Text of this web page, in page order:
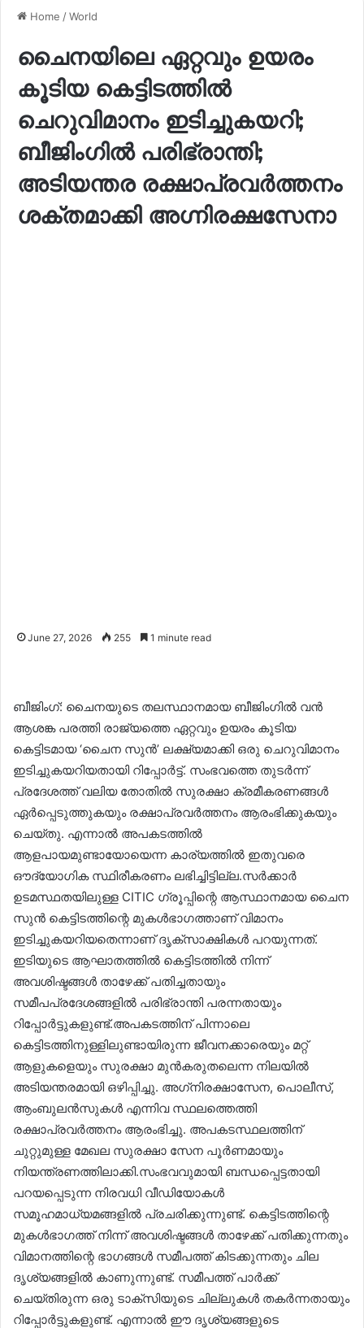
Home /World
ചൈനയിലെ ഏറ്റവും ഉയരം
കൂടിയ കെട്ടിടത്തില്‍
ചെറുവിമാനം ഇടിച്ചുകയറി;
ബീജിംഗില്‍ പരിഭ്രാന്തി;
അടിയന്തര രക്ഷാപ്രവര്‍ത്തനം
ശക്തമാക്കി അഗ്നിരക്ഷസേനാ
June 27, 2026 255 1 minute read
ബീജിംഗ്: ചൈനയുടെ തലസ്ഥാനമായ ബീജിംഗില്‍ വന്‍
ആശങ്ക പരത്തി രാജ്യത്തെ ഏറ്റവും ഉയരം കൂടിയ
കെട്ടിടമായ ‘ചൈന സുന്‍’ ലക്ഷ്യമാക്കി ഒരു ചെറുവിമാനം
ഇടിച്ചുകയറിയതായി റിപ്പോര്‍ട്ട്. സംഭവത്തെ തുടര്‍ന്ന്
പ്രദേശത്ത് വലിയ തോതില്‍ സുരക്ഷാ ക്രമീകരണങ്ങള്‍
ഏര്‍പ്പെടുത്തുകയും രക്ഷാപ്രവര്‍ത്തനം ആരംഭിക്കുകയും
ചെയ്തു. എന്നാല്‍ അപകടത്തില്‍
ആളപായമുണ്ടായോയെന്ന കാര്യത്തില്‍ ഇതുവരെ
ഔദ്യോഗിക സ്ഥിരീകരണം ലഭിച്ചിട്ടില്ല.സര്‍ക്കാര്‍
ഉടമസ്ഥതയിലുള്ള CITIC ഗ്രൂപ്പിന്റെ ആസ്ഥാനമായ ചൈന
സുന്‍ കെട്ടിടത്തിന്റെ മുകള്‍ഭാഗത്താണ് വിമാനം
ഇടിച്ചുകയറിയതെന്നാണ് ദൃക്സാക്ഷികള്‍ പറയുന്നത്.
ഇടിയുടെ ആഘാതത്തില്‍ കെട്ടിടത്തില്‍ നിന്ന്
അവശിഷ്ടങ്ങള്‍ താഴേക്ക് പതിച്ചതായും
സമീപപ്രദേശങ്ങളില്‍ പരിഭ്രാന്തി പരന്നതായും
റിപ്പോര്‍ട്ടുകളുണ്ട്.അപകടത്തിന് പിന്നാലെ
കെട്ടിടത്തിനുള്ളിലുണ്ടായിരുന്ന ജീവനക്കാരെയും മറ്റ്
ആളുകളെയും സുരക്ഷാ മുന്‍കരുതലെന്ന നിലയില്‍
അടിയന്തരമായി ഒഴിപ്പിച്ചു. അഗ്‌നിരക്ഷാസേന, പൊലീസ്,
ആംബുലന്‍സുകള്‍ എന്നിവ സ്ഥലത്തെത്തി
രക്ഷാപ്രവര്‍ത്തനം ആരംഭിച്ചു. അപകടസ്ഥലത്തിന്
ചുറ്റുമുള്ള മേഖല സുരക്ഷാ സേന പൂര്‍ണമായും
നിയന്ത്രണത്തിലാക്കി.സംഭവവുമായി ബന്ധപ്പെട്ടതായി
പറയപ്പെടുന്ന നിരവധി വീഡിയോകള്‍
സമൂഹമാധ്യമങ്ങളില്‍ പ്രചരിക്കുന്നുണ്ട്. കെട്ടിടത്തിന്റെ
മുകള്‍ഭാഗത്ത് നിന്ന് അവശിഷ്ടങ്ങള്‍ താഴേക്ക് പതിക്കുന്നതും
വിമാനത്തിന്റെ ഭാഗങ്ങള്‍ സമീപത്ത് കിടക്കുന്നതും ചില
ദൃശ്യങ്ങളില്‍ കാണുന്നുണ്ട്. സമീപത്ത് പാര്‍ക്ക്
ചെയ്തിരുന്ന ഒരു ടാക്സിയുടെ ചില്ലുകള്‍ തകര്‍ന്നതായും
റിപ്പോര്‍ട്ടുകളുണ്ട്. എന്നാല്‍ ഈ ദൃശ്യങ്ങളുടെ